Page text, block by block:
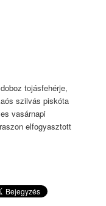
tojásfehérje,
szilvás piskóta
vasárnapi
elfogyasztott